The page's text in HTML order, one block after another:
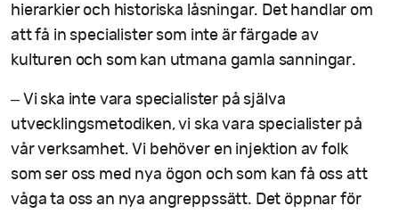
hierarkier och historiska låsningar. Det handlar om
att få in specialister som inte är färgade av
kulturen och som kan utmana gamla sanningar.
– Vi ska inte vara specialister på själva
utvecklingsmetodiken, vi ska vara specialister på
vår verksamhet. Vi behöver en injektion av folk
som ser oss med nya ögon och som kan få oss att
våga ta oss an nya angreppssätt. Det öppnar för